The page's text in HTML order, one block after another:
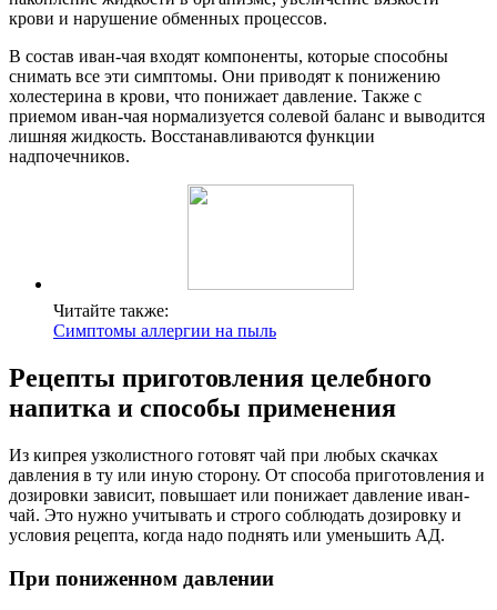
крови и нарушение обменных процессов.
В состав иван-чая входят компоненты, которые способны
снимать все эти симптомы. Они приводят к понижению
холестерина в крови, что понижает давление. Также с
приемом иван-чая нормализуется солевой баланс и выводится
лишняя жидкость. Восстанавливаются функции
надпочечников.
Читайте также:
Симптомы аллергии на пыль
Рецепты приготовления целебного
напитка и способы применения
Из кипрея узколистного готовят чай при любых скачках
давления в ту или иную сторону. От способа приготовления и
дозировки зависит, повышает или понижает давление иван-
чай. Это нужно учитывать и строго соблюдать дозировку и
условия рецепта, когда надо поднять или уменьшить АД.
При пониженном давлении